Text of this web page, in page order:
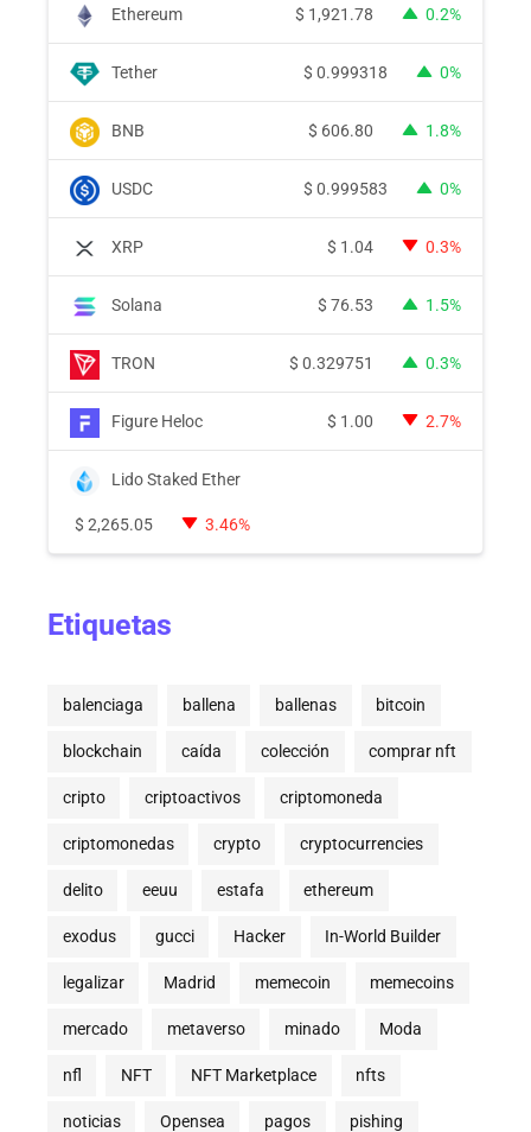
Ethereum $ 1,921.78 0.2%
Tether $ 0.999318 0%
BNB $ 606.80 1.8%
USDC $ 0.999583 0%
XRP $ 1.04 0.3%
Solana $ 76.53 1.5%
TRON $ 0.329751 0.3%
Figure Heloc $ 1.00 2.7%
Lido Staked Ether
$ 2,265.05 3.46%
Etiquetas
balenciaga ballena ballenas bitcoin
blockchain caída colección comprar nft
cripto criptoactivos criptomoneda
criptomonedas crypto cryptocurrencies
delito eeuu estafa ethereum
exodus gucci Hacker In-World Builder
legalizar Madrid memecoin memecoins
mercado metaverso minado Moda
nfl NFT NFT Marketplace nfts
noticias Opensea pagos pishing